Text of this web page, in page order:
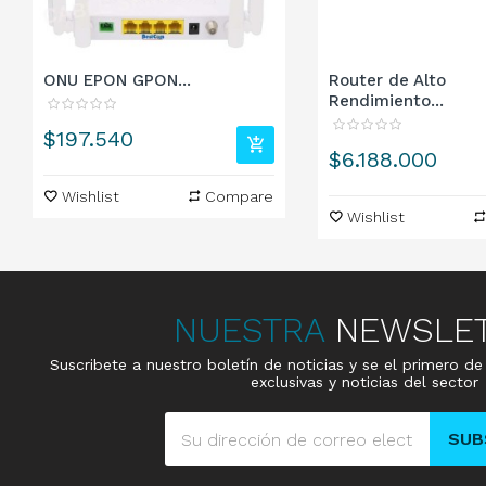
ONU EPON GPON...
Precio
$197.540
Wishlist Compare
Router de Alto
Rendimiento...
Precio
$6.188.000
Wishlist
NUESTRA
Suscribete a nuestro boletín de noticias y se el primero
exclusivas y noticias del sector